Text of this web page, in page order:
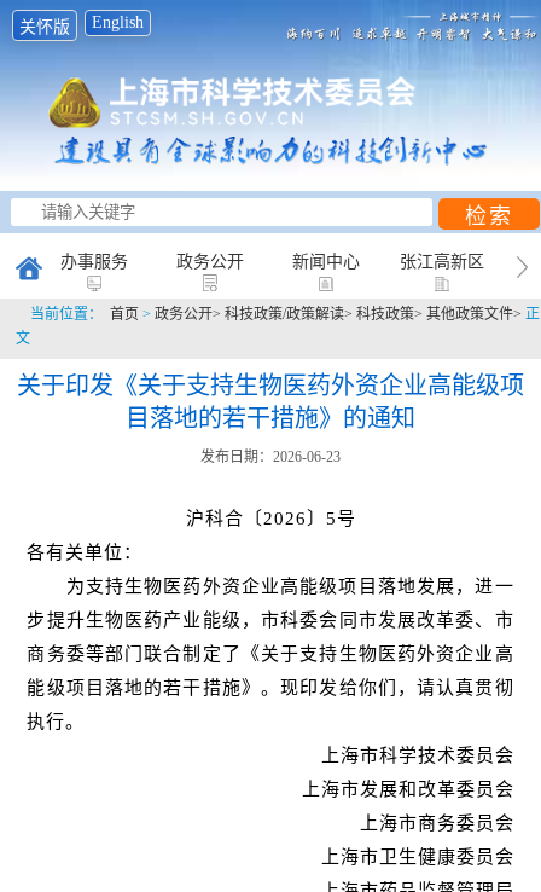
关怀版 English
办事服务 政务公开 新闻中心 张江高新区
创新研究 科普天地 互动平台
当前位置： 首页 > 政务公开> 科技政策/政策解读> 科技政策> 其他政策文件> 正
文
关于印发《关于支持生物医药外资企业高能级项
目落地的若干措施》的通知
发布日期：2026-06-23
沪科合〔2026〕5号
各有关单位：
为支持生物医药外资企业高能级项目落地发展，进一
步提升生物医药产业能级，市科委会同市发展改革委、市
商务委等部门联合制定了《关于支持生物医药外资企业高
能级项目落地的若干措施》。现印发给你们，请认真贯彻
执行。
上海市科学技术委员会
上海市发展和改革委员会
上海市商务委员会
上海市卫生健康委员会